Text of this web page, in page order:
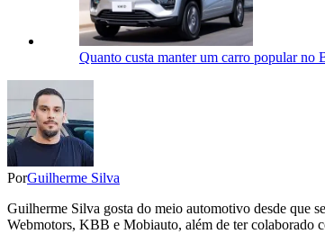
Quanto custa manter um carro popular no
PorGuilherme Silva
Guilherme Silva gosta do meio automotivo desde que
Webmotors, KBB e Mobiauto, além de ter colaborado